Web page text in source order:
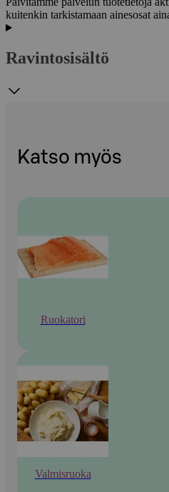
kuitenkin tarkistamaan ainesosat
Ravintosisältö
Katso myös
Ruokatori
Valmisruoka